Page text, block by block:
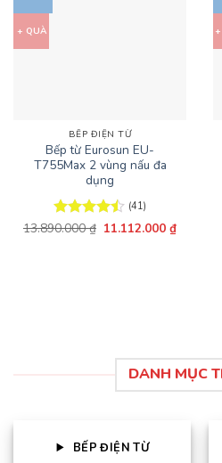
+ QUÀ
BẾP ĐIỆN TỪ
Bếp từ Eurosun EU-
T755Max 2 vùng nấu đa
dụng
Được xếp
(41)
13.890.000₫ Giá
11.112.000₫Giá
DANH MỤC
BẾP ĐIỆN TỪ